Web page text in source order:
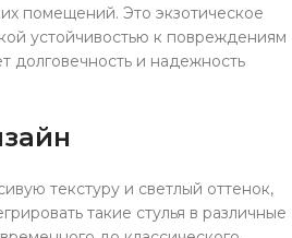
помещений. Это экзотическое
устойчивостью к повреждениям
долговечность и надежность
текстуру и светлый оттенок,
такие стулья в различные